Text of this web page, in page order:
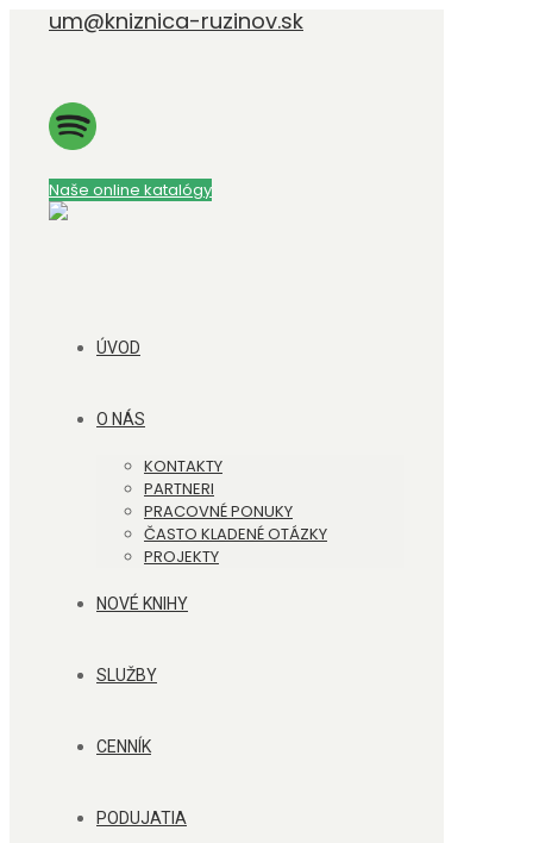
um@kniznica-ruzinov.sk
Naše online katalógy
ÚVOD
O NÁS
KONTAKTY
PARTNERI
PRACOVNÉ PONUKY
ČASTO KLADENÉ OTÁZKY
PROJEKTY
NOVÉ KNIHY
SLUŽBY
CENNÍK
PODUJATIA